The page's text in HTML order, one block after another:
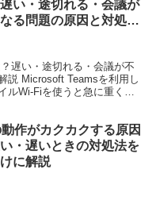
い・途切れる・会議が
る問題の原因と対処法
遅い・途切れる・会議が不
説 Microsoft Teamsを利用し
ルWi-Fiを使うと急に重くな
作がカクカクする原因
・遅いときの対処法を
に解説